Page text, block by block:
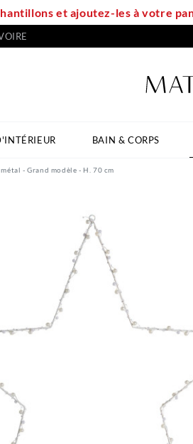
et ajoutez-les à votre
BAIN & CORPS
- Grand modèle - H. 70 cm